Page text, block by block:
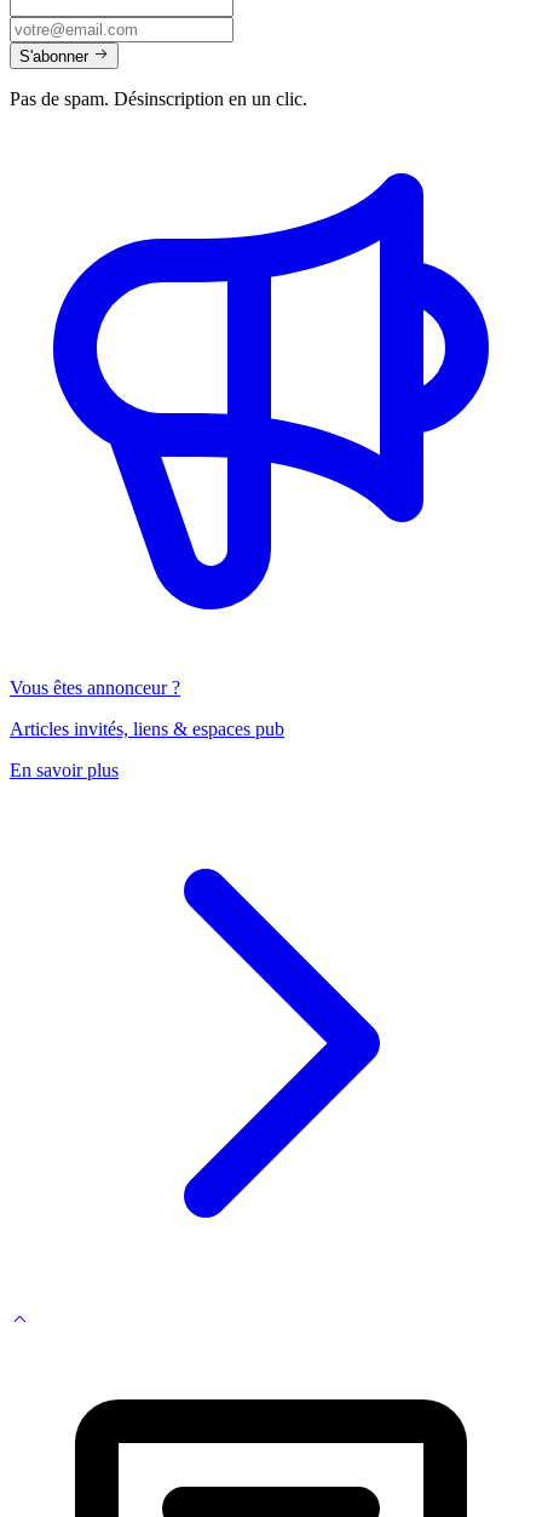
S'abonner
Pas de spam. Désinscription en un clic.
Vous êtes annonceur ?
Articles invités, liens & espaces pub
En savoir plus